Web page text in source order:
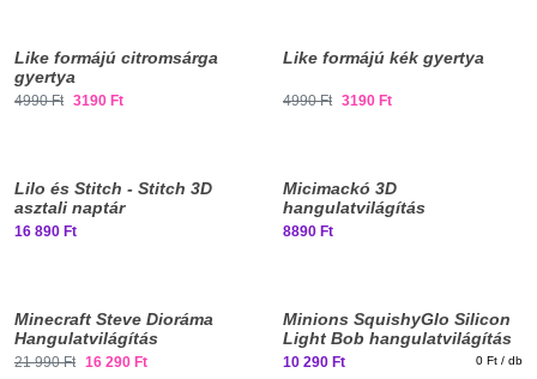
Like formájú citromsárga
gyertya
4990 Ft 3190 Ft
Like formájú kék gyertya
4990 Ft 3190 Ft
Lilo és Stitch - Stitch 3D
asztali naptár
16 890 Ft
Micimackó 3D
hangulatvilágítás
8890 Ft
Minecraft Steve Dioráma
Hangulatvilágítás
21 990 Ft 16 290 Ft
Minions SquishyGlo Silicon
Light Bob hangulatvilágítás
10 290 Ft 0 Ft / db